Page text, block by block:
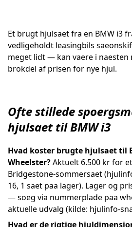
Et brugt hjulsaet fra en BMW i3
vedligeholdt leasingbils
meget lidt — kan vaere i naesten
brokdel af prisen for nye hjul.
Ofte stillede
hjulsaet til BMW i3
Hvad koster brugte hjulsaet til
Wheelster?Aktuelt 6.500 kr for
Bridgestone-sommersaet
16, 1 saet paa lager). Lager og
— soeg via nummerplade paa
aktuelle udvalg (kilde: hjulinfo-
Hvad er de rigtige